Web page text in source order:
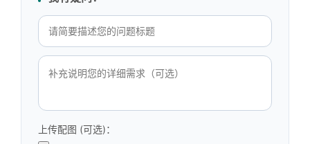
上传配图 (可选)：